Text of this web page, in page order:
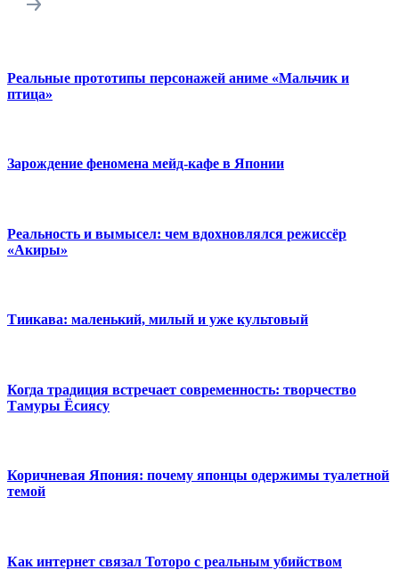
Реальные прототипы персонажей аниме «Мальчик и
птица»
Зарождение феномена мейд-кафе в Японии
Реальность и вымысел: чем вдохновлялся режиссёр
«Акиры»
Тиикава: маленький, милый и уже культовый
Когда традиция встречает современность: творчество
Тамуры Ёсиясу
Коричневая Япония: почему японцы одержимы туалетной
темой
Как интернет связал Тоторо с реальным убийством